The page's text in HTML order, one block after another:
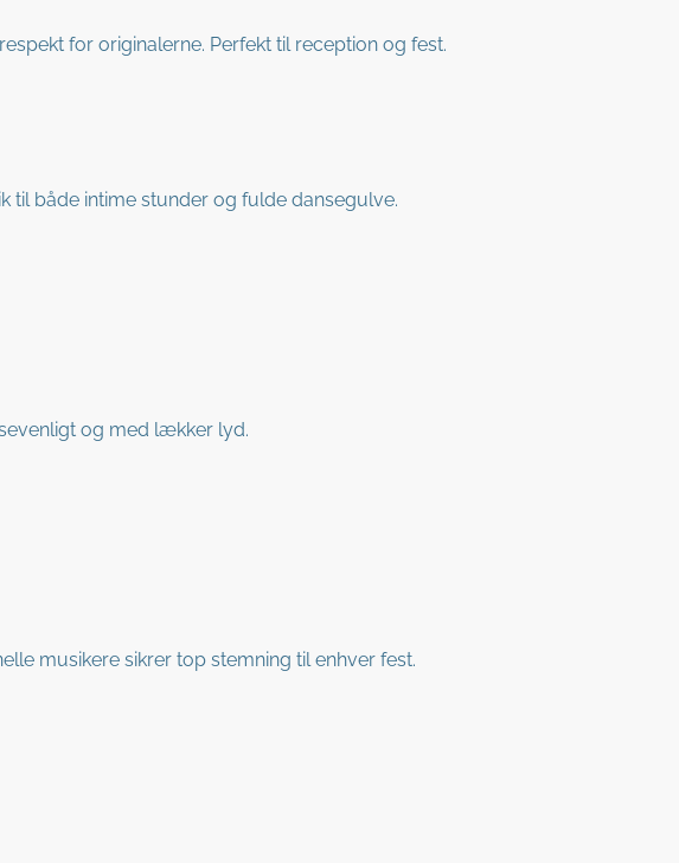
for originalerne. Perfekt til reception og fest.
til både intime stunder og fulde dansegulve.
og med lækker lyd.
musikere sikrer top stemning til enhver fest.